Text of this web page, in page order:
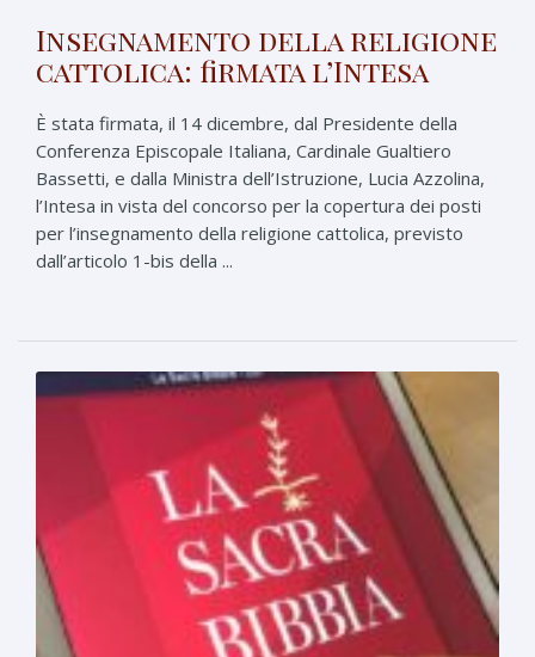
Insegnamento della religione
cattolica: firmata l’Intesa
È stata firmata, il 14 dicembre, dal Presidente della
Conferenza Episcopale Italiana, Cardinale Gualtiero
Bassetti, e dalla Ministra dell’Istruzione, Lucia Azzolina,
l’Intesa in vista del concorso per la copertura dei posti
per l’insegnamento della religione cattolica, previsto
dall’articolo 1-bis della ...